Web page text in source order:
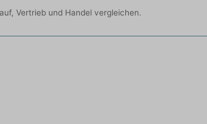
Vertrieb und Handel vergleichen.